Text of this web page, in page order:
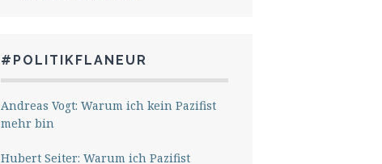
#POLITIKFLANEUR
Andreas Vogt: Warum ich kein Pazifist
mehr bin
Hubert Seiter: Warum ich Pazifist